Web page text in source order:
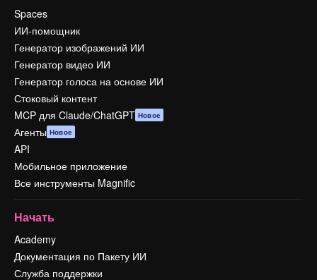
Spaces
ИИ-помощник
Генератор изображений ИИ
Генератор видео ИИ
Генератор голоса на основе ИИ
Стоковый контент
MCP для Claude/ChatGPT Новое
Агенты Новое
API
Мобильное приложение
Все инструменты Magnific
Начать
Academy
Документация по Пакету ИИ
Служба поддержки